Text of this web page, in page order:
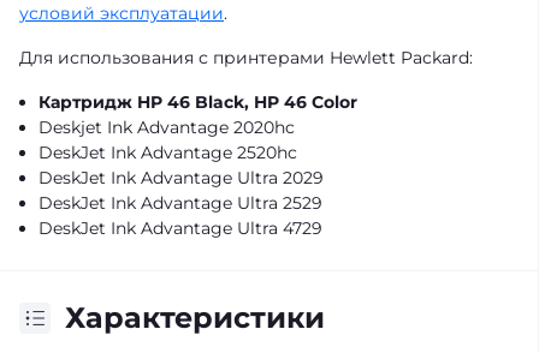
условий эксплуатации.
Для использования с принтерами Hewlett Packard:
Картридж HP 46 Black, HP 46 Color
Deskjet Ink Advantage 2020hc
DeskJet Ink Advantage 2520hc
DeskJet Ink Advantage Ultra 2029
DeskJet Ink Advantage Ultra 2529
DeskJet Ink Advantage Ultra 4729
Характеристики